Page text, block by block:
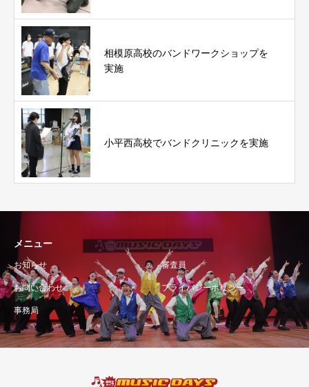
相模原高校のバンドワークショップを
実施
小平西高校でバンドクリニックを実施
メニュー
お知らせ 審査員
お問い合わせ プライバシーポリシー
事務局